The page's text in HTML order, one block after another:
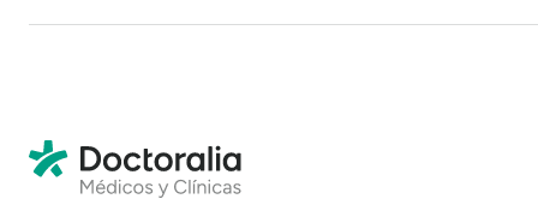
Consulta aquí los Términos y Condiciones completos.